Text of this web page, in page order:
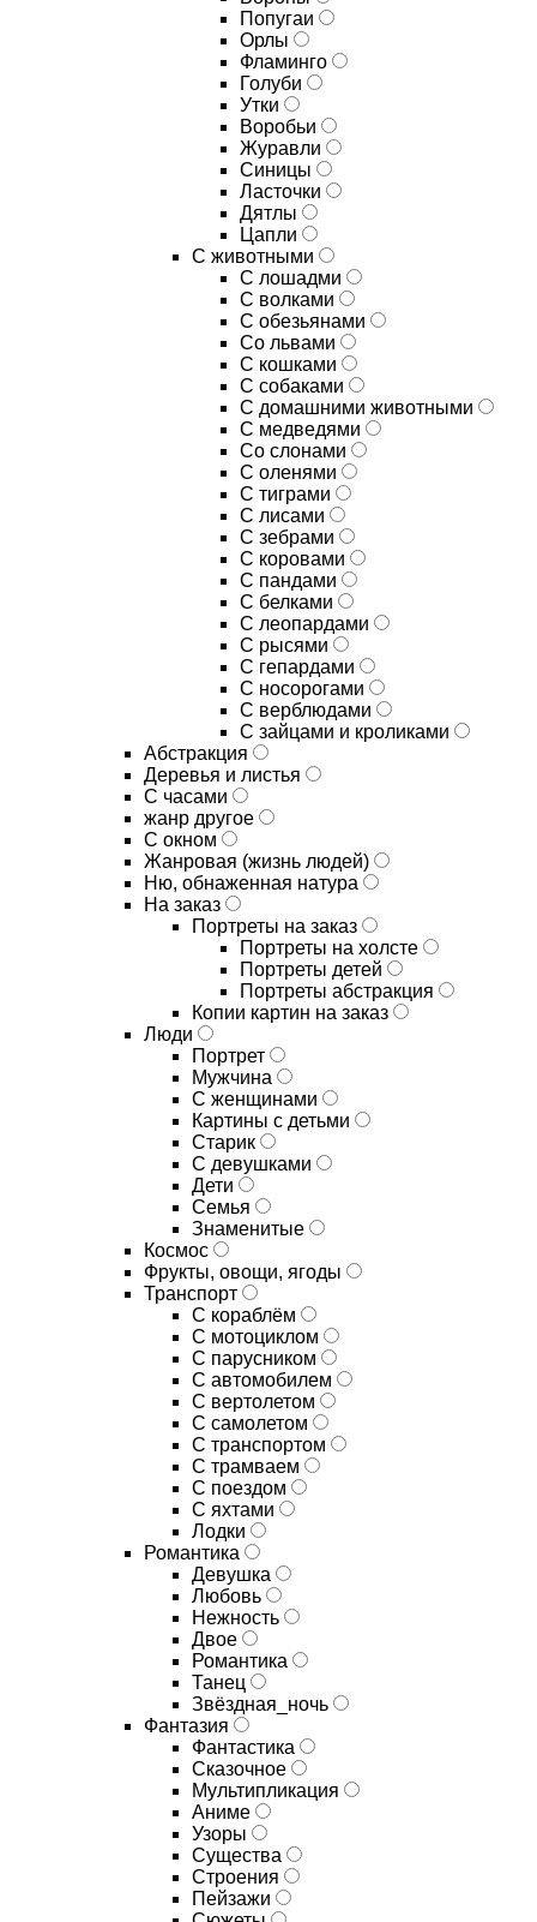
Попугаи
Орлы
Фламинго
Голуби
Утки
Воробьи
Журавли
Синицы
Ласточки
Дятлы
Цапли
С животными
С лошадми
С волками
С обезьянами
Со львами
С кошками
С собаками
С домашними животными
С медведями
Со слонами
С оленями
С тиграми
С лисами
С зебрами
С коровами
С пандами
С белками
С леопардами
С рысями
С гепардами
С носорогами
С верблюдами
С зайцами и кроликами
Абстракция
Деревья и листья
С часами
жанр другое
С окном
Жанровая (жизнь людей)
Ню, обнаженная натура
На заказ
Портреты на заказ
Портреты на холсте
Портреты детей
Портреты абстракция
Копии картин на заказ
Люди
Портрет
Мужчина
С женщинами
Картины с детьми
Старик
С девушками
Дети
Семья
Знаменитые
Космос
Фрукты, овощи, ягоды
Транспорт
С кораблём
С мотоциклом
С парусником
С автомобилем
С вертолетом
С самолетом
С транспортом
С трамваем
С поездом
С яхтами
Лодки
Романтика
Девушка
Любовь
Нежность
Двое
Романтика
Танец
Звёздная_ночь
Фантазия
Фантастика
Сказочное
Мультипликация
Аниме
Узоры
Существа
Строения
Пейзажи